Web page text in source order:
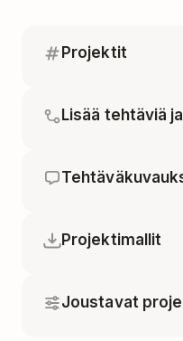
Projektit
Lisää tehtäviä
Projektimallit
Joustavat